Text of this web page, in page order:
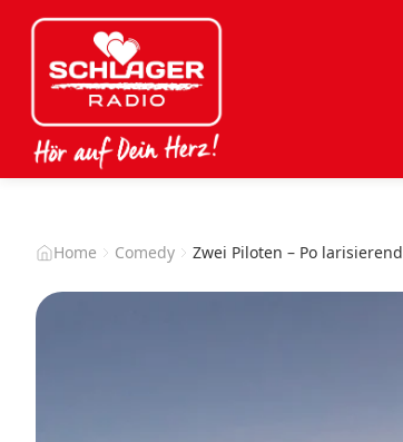
Home Comedy Zwei Piloten – Po larisierend